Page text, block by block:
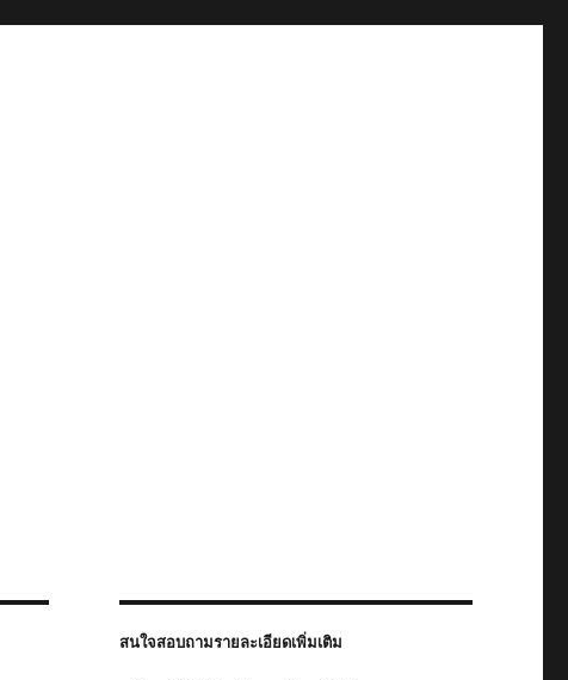
สนใจสอบถามรายละเอียดเพิ่มเติม